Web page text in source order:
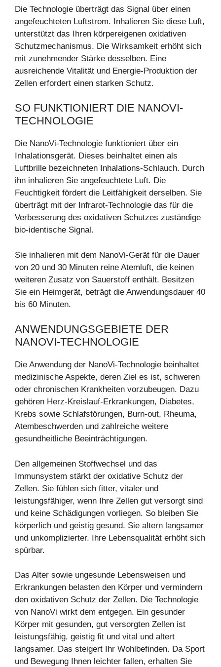
Die Technologie überträgt das Signal über einen
angefeuchteten Luftstrom. Inhalieren Sie diese Luft,
unterstützt das Ihren körpereigenen oxidativen
Schutzmechanismus. Die Wirksamkeit erhöht sich
mit zunehmender Stärke desselben. Eine
ausreichende Vitalität und Energie-Produktion der
Zellen erfordert einen starken Schutz.
SO FUNKTIONIERT DIE NANOVI-
TECHNOLOGIE
Die NanoVi-Technologie funktioniert über ein
Inhalationsgerät. Dieses beinhaltet einen als
Luftbrille bezeichneten Inhalations-Schlauch. Durch
ihn inhalieren Sie angefeuchtete Luft. Die
Feuchtigkeit fördert die Leitfähigkeit derselben. Sie
überträgt mit der Infrarot-Technologie das für die
Verbesserung des oxidativen Schutzes zuständige
bio-identische Signal.
Sie inhalieren mit dem NanoVi-Gerät für die Dauer
von 20 und 30 Minuten reine Atemluft, die keinen
weiteren Zusatz von Sauerstoff enthält. Besitzen
Sie ein Heimgerät, beträgt die Anwendungsdauer 40
bis 60 Minuten.
ANWENDUNGSGEBIETE DER
NANOVI-TECHNOLOGIE
Die Anwendung der NanoVi-Technologie beinhaltet
medizinische Aspekte, deren Ziel es ist, schweren
oder chronischen Krankheiten vorzubeugen. Dazu
gehören Herz-Kreislauf-Erkrankungen, Diabetes,
Krebs sowie Schlafstörungen, Burn-out, Rheuma,
Atembeschwerden und zahlreiche weitere
gesundheitliche Beeinträchtigungen.
Den allgemeinen Stoffwechsel und das
Immunsystem stärkt der oxidative Schutz der
Zellen. Sie fühlen sich fitter, vitaler und
leistungsfähiger, wenn Ihre Zellen gut versorgt sind
und keine Schädigungen vorliegen. So bleiben Sie
körperlich und geistig gesund. Sie altern langsamer
und unkomplizierter. Ihre Lebensqualität erhöht sich
spürbar.
Das Alter sowie ungesunde Lebensweisen und
Erkrankungen belasten den Körper und vermindern
den oxidativen Schutz der Zellen. Die Technologie
von NanoVi wirkt dem entgegen. Ein gesunder
Körper mit gesunden, gut versorgten Zellen ist
leistungsfähig, geistig fit und vital und altert
langsamer. Das steigert Ihr Wohlbefinden. Da Sport
und Bewegung Ihnen leichter fallen, erhalten Sie